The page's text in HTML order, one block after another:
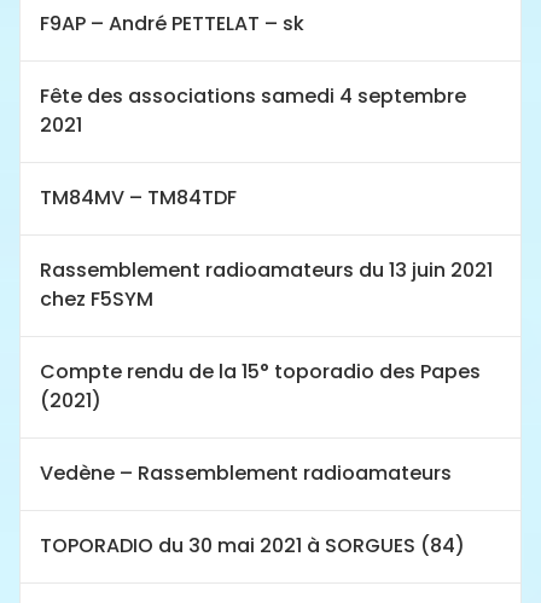
F9AP – André PETTELAT – sk
Fête des associations samedi 4 septembre
2021
TM84MV – TM84TDF
Rassemblement radioamateurs du 13 juin 2021
chez F5SYM
Compte rendu de la 15° toporadio des Papes
(2021)
Vedène – Rassemblement radioamateurs
TOPORADIO du 30 mai 2021 à SORGUES (84)